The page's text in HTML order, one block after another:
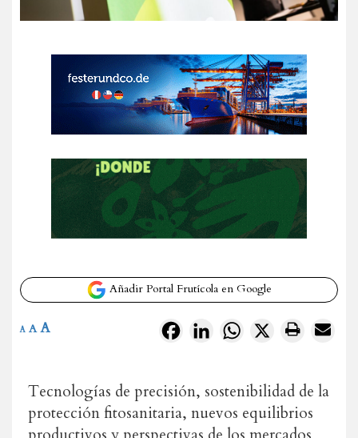
Añadir Portal Frutícola en Google
FacebookLinkedInWhatsApp
X
A A A
Tecnologías de precisión, sostenibilidad de la
protección fitosanitaria, nuevos equilibrios